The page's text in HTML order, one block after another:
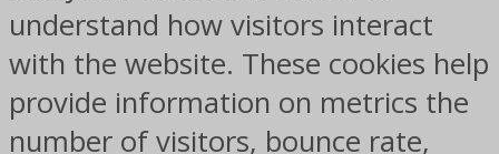
understand how visitors interact
with the website. These cookies help
provide information on metrics the
number of visitors, bounce rate,